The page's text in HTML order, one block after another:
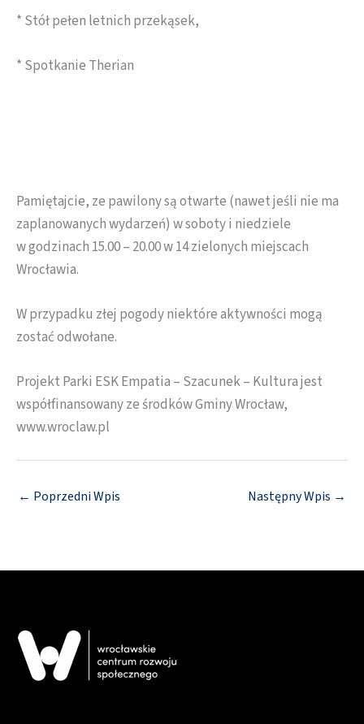
* Stół pełen letnich przekąsek,
* Spotkanie Therian
Pamiętajcie, ze pawilony są otwarte (nawet jeśli nie ma
zaplanowanych wydarzeń) w soboty i niedziele
w godzinach 15.00 – 20.00 w 14 zielonych miejscach
Wrocławia.
W przypadku złej pogody niektóre aktywności mogą
zostać odwołane.
Projekt Parki ESK Empatia – Szacunek – Kultura jest
współfinansowany ze środków Gminy Wrocław,
www.wroclaw.pl
← Poprzedni Wpis Następny Wpis →